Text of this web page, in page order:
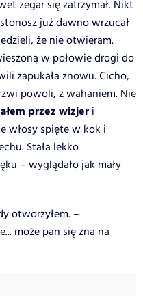
zegar się zatrzymał. Nikt
już dawno wrzucał
że nie otwieram.
w połowie drogi do
zapukała znowu. Cicho,
powoli, z wahaniem. Nie
przez wizjer i
włosy spięte w kok i
Stała lekko
– wyglądało jak mały
otworzyłem. –
może pan się zna na